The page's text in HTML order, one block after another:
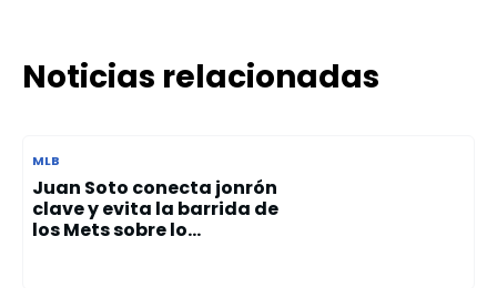
Noticias relacionadas
MLB
Juan Soto conecta jonrón
clave y evita la barrida de
los Mets sobre lo...